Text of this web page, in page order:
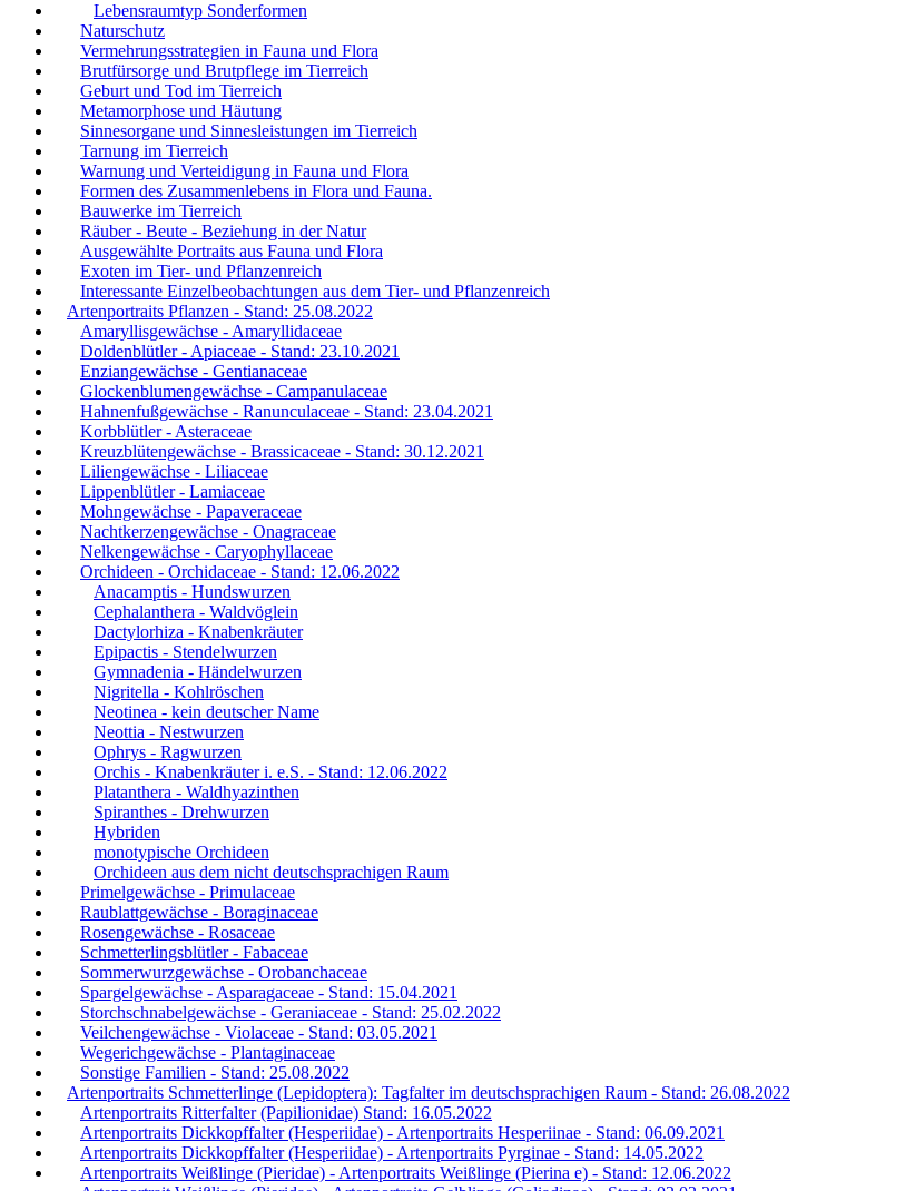
Lebensraumtyp Sonderformen
Naturschutz
Vermehrungsstrategien in Fauna und Flora
Brutfürsorge und Brutpflege im Tierreich
Geburt und Tod im Tierreich
Metamorphose und Häutung
Sinnesorgane und Sinnesleistungen im Tierreich
Tarnung im Tierreich
Warnung und Verteidigung in Fauna und Flora
Formen des Zusammenlebens in Flora und Fauna.
Bauwerke im Tierreich
Räuber - Beute - Beziehung in der Natur
Ausgewählte Portraits aus Fauna und Flora
Exoten im Tier- und Pflanzenreich
Interessante Einzelbeobachtungen aus dem Tier- und Pflanzenreich
Artenportraits Pflanzen - Stand: 25.08.2022
Amaryllisgewächse - Amaryllidaceae
Doldenblütler - Apiaceae - Stand: 23.10.2021
Enziangewächse - Gentianaceae
Glockenblumengewächse - Campanulaceae
Hahnenfußgewächse - Ranunculaceae - Stand: 23.04.2021
Korbblütler - Asteraceae
Kreuzblütengewächse - Brassicaceae - Stand: 30.12.2021
Liliengewächse - Liliaceae
Lippenblütler - Lamiaceae
Mohngewächse - Papaveraceae
Nachtkerzengewächse - Onagraceae
Nelkengewächse - Caryophyllaceae
Orchideen - Orchidaceae - Stand: 12.06.2022
Anacamptis - Hundswurzen
Cephalanthera - Waldvöglein
Dactylorhiza - Knabenkräuter
Epipactis - Stendelwurzen
Gymnadenia - Händelwurzen
Nigritella - Kohlröschen
Neotinea - kein deutscher Name
Neottia - Nestwurzen
Ophrys - Ragwurzen
Orchis - Knabenkräuter i. e.S. - Stand: 12.06.2022
Platanthera - Waldhyazinthen
Spiranthes - Drehwurzen
Hybriden
monotypische Orchideen
Orchideen aus dem nicht deutschsprachigen Raum
Primelgewächse - Primulaceae
Raublattgewächse - Boraginaceae
Rosengewächse - Rosaceae
Schmetterlingsblütler - Fabaceae
Sommerwurzgewächse - Orobanchaceae
Spargelgewächse - Asparagaceae - Stand: 15.04.2021
Storchschnabelgewächse - Geraniaceae - Stand: 25.02.2022
Veilchengewächse - Violaceae - Stand: 03.05.2021
Wegerichgewächse - Plantaginaceae
Sonstige Familien - Stand: 25.08.2022
Artenportraits Schmetterlinge (Lepidoptera): Tagfalter im deutschsprachigen Raum - Stand: 26.08.2022
Artenportraits Ritterfalter (Papilionidae) Stand: 16.05.2022
Artenportraits Dickkopffalter (Hesperiidae) - Artenportraits Hesperiinae - Stand: 06.09.2021
Artenportraits Dickkopffalter (Hesperiidae) - Artenportraits Pyrginae - Stand: 14.05.2022
Artenportraits Weißlinge (Pieridae) - Artenportraits Weißlinge (Pierina e) - Stand: 12.06.2022